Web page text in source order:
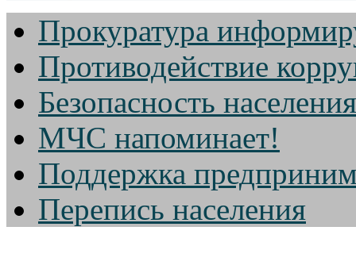
Прокуратура
Противодействие
Безопасность населения
МЧС напоминает!
Поддержка
Перепись населения